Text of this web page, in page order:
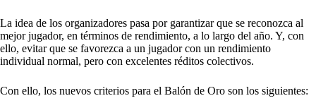
La idea de los organizadores pasa por garantizar que se reconozca al
mejor jugador, en términos de rendimiento, a lo largo del año. Y, con
ello, evitar que se favorezca a un jugador con un rendimiento
individual normal, pero con excelentes réditos colectivos.
Con ello, los nuevos criterios para el Balón de Oro son los siguientes: